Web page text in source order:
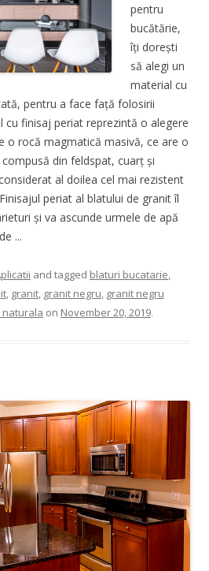
pentru
bucătărie,
îți dorești
să alegi un
material cu
pentru a face față folosirii
cu finisaj periat reprezintă o alegere
o rocă magmatică masivă, ce are o
din feldspat, cuarț și
al doilea cel mai rezistent
periat al blatului de granit îl
și va ascunde urmele de apă
...
and tagged blaturi bucatarie,
, granit, granit negru, granit negru
naturala on November 20, 2019.